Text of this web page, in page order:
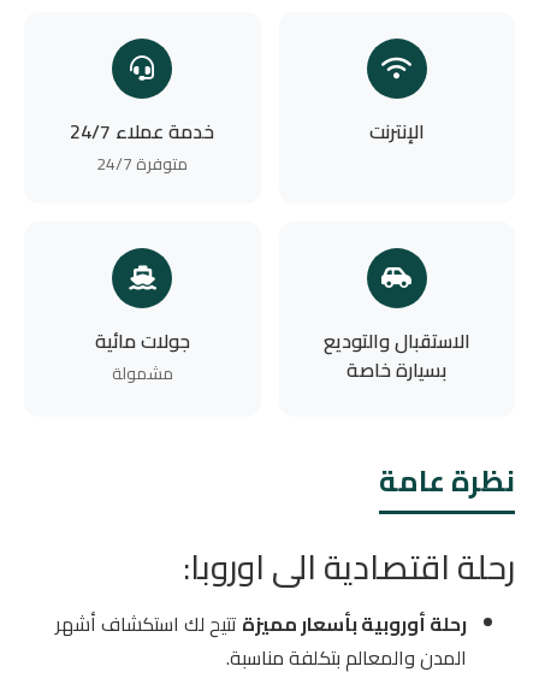
الإنترنت خدمة عملاء 24/7
متوفرة 24/7
الاستقبال والتوديع
بسيارة خاصة
جولات مائية
مشمولة
نظرة عامة
رحلة اقتصادية الى اوروبا:
رحلة أوروبية بأسعار مميزة تتيح لك استكشاف أشهر
المدن والمعالم بتكلفة مناسبة.